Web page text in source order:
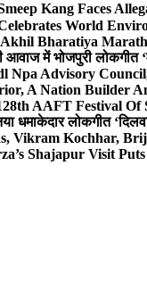
Kang Faces
World
Bharatiya
आवाज में भोजपुरी लोकगीत
Advisory
A Nation Builder
AAFT Festival Of
धमाकेदार लोकगीत
Vikram Kochhar,
Shajapur Visit